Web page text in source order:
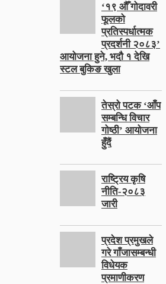
‘१९ औँ गोदावरी
फूलको
प्रतिस्पर्धात्मक
प्रदर्शनी २०८३’
आयोजना हुने, भदौ १ देखि
स्टल बुकिङ खुला
तेस्रो पटक ‘आँप
सम्बन्धि विचार
गोष्ठी’ आयोजना
हुँदैं
राष्ट्रिय कृषि
नीति-२०८३
जारी
प्रदेश प्रमुखले
गरे गाँजासम्बन्धी
विधेयक
प्रमाणीकरण